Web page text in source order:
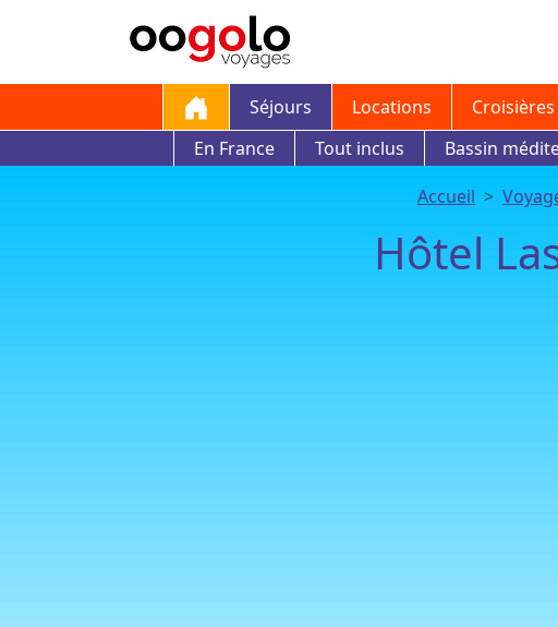
Séjours Locations Croisières
En France
Tout inclus Bassin
Accueil
Hôtel